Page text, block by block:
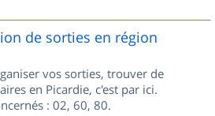
de sorties en région
vos sorties, trouver de
en Picardie, c'est par ici.
: 02, 60, 80.